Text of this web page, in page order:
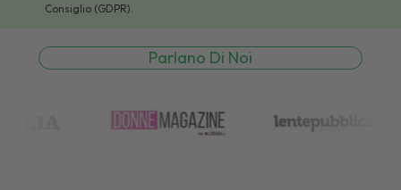
Consiglio (GDPR).
Parlano Di Noi